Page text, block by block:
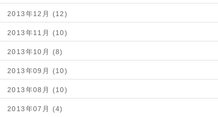
2013年12月 (12)
2013年11月 (10)
2013年10月 (8)
2013年09月 (10)
2013年08月 (10)
2013年07月 (4)